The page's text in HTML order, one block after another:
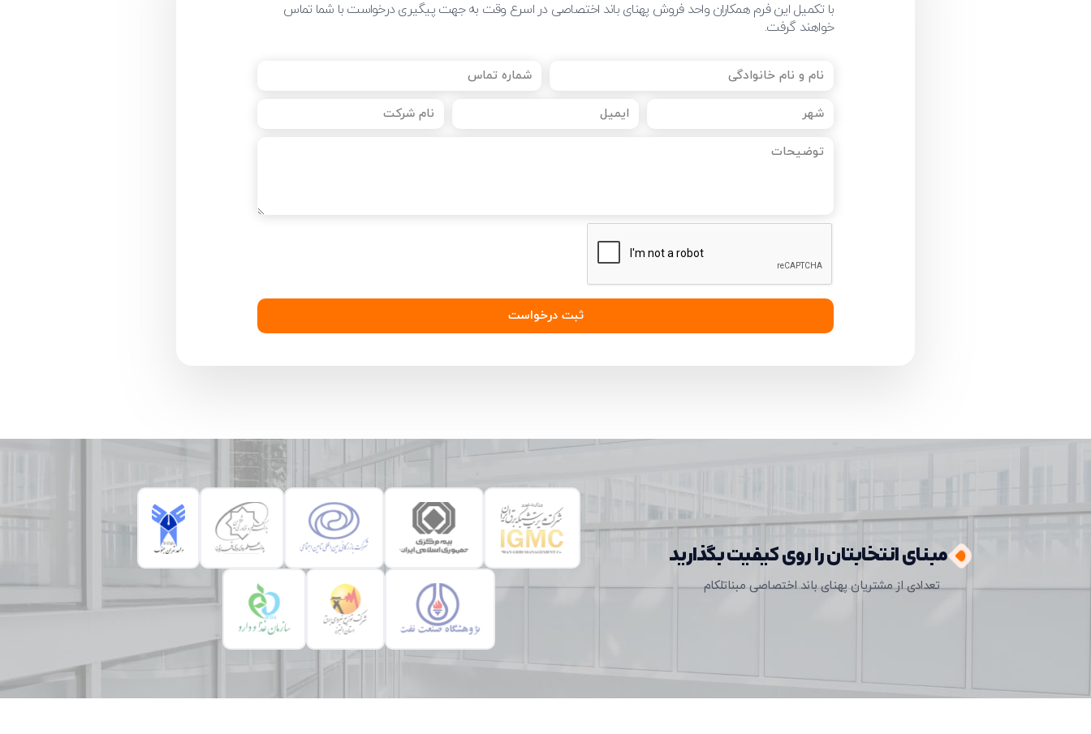
با تکمیل این فرم همکاران واحد فروش پهنای باند اختصاصی در اسرع وقت به جهت پیگیری درخواست با شما تماس
خواهند گرفت.
مبنای انتخابتان را روی کیفیت بگذارید
تعدادی از مشتریان پهنای باند اختصاصی مبناتلکام